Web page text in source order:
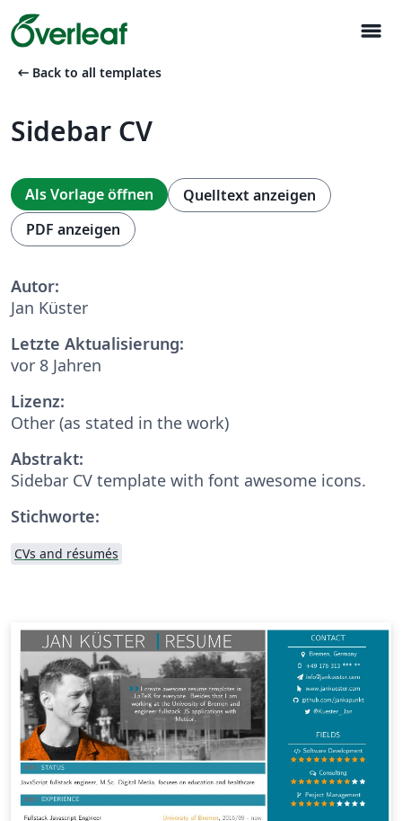
menu
arrow_left_alt Back to all templates
Sidebar CV
Als Vorlage öffnen
Quelltext anzeigen
PDF anzeigen
Autor:
Jan Küster
Letzte Aktualisierung:
vor 8 Jahren
Lizenz:
Other (as stated in the work)
Abstrakt:
Sidebar CV template with font awesome icons.
Stichworte:
CVs and résumés